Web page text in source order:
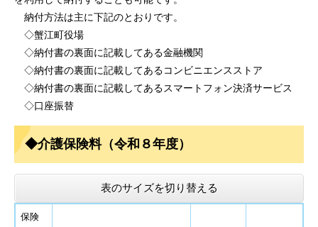
納付方法は主に下記のとおりです。
◇蟹江町役場
◇納付書の裏面に記載してある金融機関
◇納付書の裏面に記載してあるコンビニエンスストア
◇納付書の裏面に記載してあるスマートフォン決済サービス
◇口座振替
◆介護保険料（令和８年度）
表のサイズを切り替える
保険